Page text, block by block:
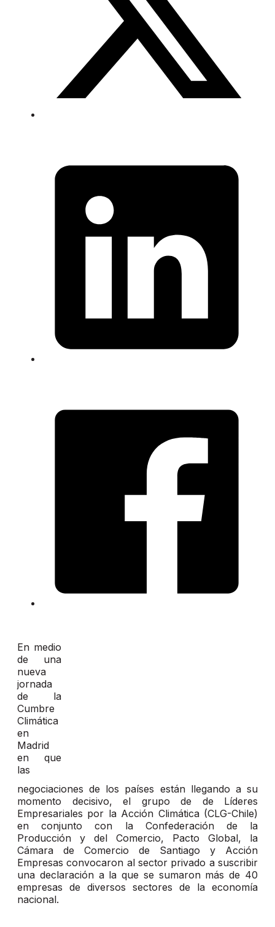
En medio
de una
nueva
jornada
de la
Cumbre
Climática
en
Madrid
en que
las
negociaciones de los países están llegando a su
momento decisivo, el grupo de de Líderes
Empresariales por la Acción Climática (CLG-Chile)
en conjunto con la Confederación de la
Producción y del Comercio, Pacto Global, la
Cámara de Comercio de Santiago y Acción
Empresas convocaron al sector privado a suscribir
una declaración a la que se sumaron más de 40
empresas de diversos sectores de la economía
nacional.